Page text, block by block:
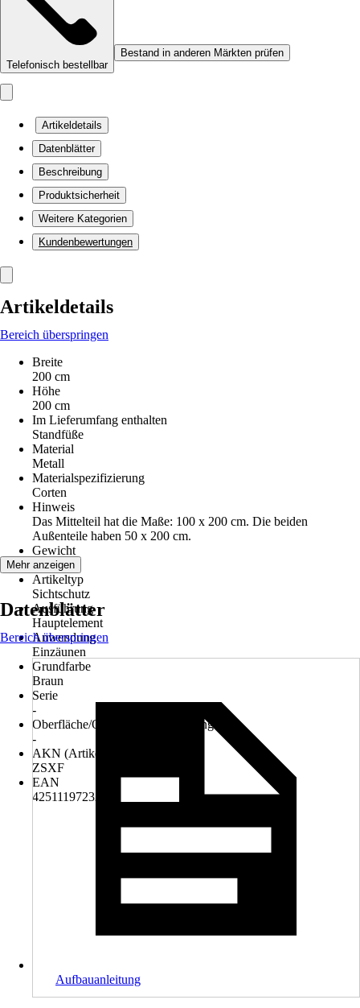
Telefonisch bestellbar
Bestand in anderen Märkten prüfen
Artikeldetails
Datenblätter
Beschreibung
Produktsicherheit
Weitere Kategorien
Kundenbewertungen
Artikeldetails
Bereich überspringen
Breite
200 cm
Höhe
200 cm
Im Lieferumfang enthalten
Standfüße
Material
Metall
Materialspezifizierung
Corten
Hinweis
Das Mittelteil hat die Maße: 100 x 200 cm. Die beiden
Außenteile haben 50 x 200 cm.
Gewicht
45 kg
Artikeltyp
Sichtschutz
Ausführung
Hauptelement
Anwendung
Einzäunen
Grundfarbe
Braun
Serie
-
Oberfläche/Oberflächenbehandlung
-
AKN (Artikelkurznummer)
ZSXF
EAN
4251119723212
Mehr anzeigen
Datenblätter
Bereich überspringen
Aufbauanleitung